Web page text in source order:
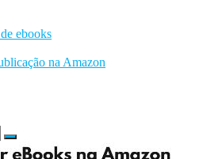
ebooks
na Amazon